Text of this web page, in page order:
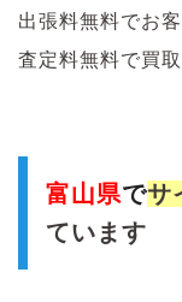
出張料無料でお
査定料無料で買取
富山県でサ
ています